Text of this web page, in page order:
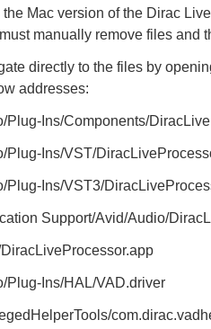
Mac version of the Dirac
manually remove files and
directly to the files by
addresses:
Plug-Ins/Components/
Plug-Ins/VST/
Plug-Ins/VST3/
Support/Avid/Audio/
Plug-Ins/HAL/VAD.driver